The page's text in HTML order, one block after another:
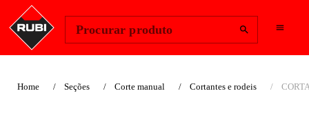
Procurar produto
Home Seções Corte manual Cortantes e rodeis